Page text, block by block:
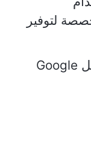
لتوفير
ادمجها بسلاسة مع أدوات مثل Google